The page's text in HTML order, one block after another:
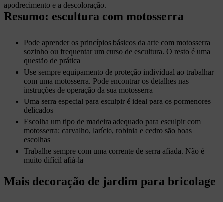
apodrecimento e a descoloração.
Resumo: escultura com motosserra
Pode aprender os princípios básicos da arte com motosserra
sozinho ou frequentar um curso de escultura. O resto é uma
questão de prática
Use sempre equipamento de proteção individual ao trabalhar
com uma motosserra. Pode encontrar os detalhes nas
instruções de operação da sua motosserra
Uma serra especial para esculpir é ideal para os pormenores
delicados
Escolha um tipo de madeira adequado para esculpir com
motosserra: carvalho, larício, robinia e cedro são boas
escolhas
Trabalhe sempre com uma corrente de serra afiada. Não é
muito difícil afiá-la
Mais decoração de jardim para bricolage